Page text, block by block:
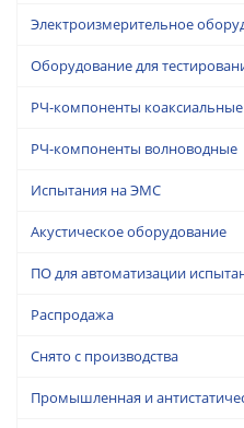
Электроизмерительное
Оборудование для
РЧ-компоненты коаксиальные
РЧ-компоненты волноводные
Испытания на ЭМС
Акустическое оборудование
ПО для автоматизации
Распродажа
Снято с производства
Промышленная и